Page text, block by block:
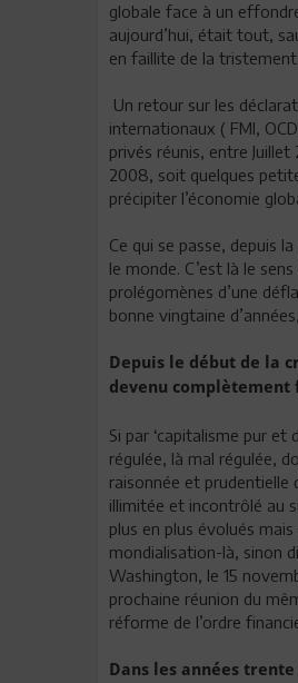
globale face à un
aujourd’hui, était tout,
en faillite de la tristement
Un retour sur les
internationaux ( FMI,
privés réunis, entre
2008, soit quelques
précipiter l’économie
Ce qui se passe, depuis
le monde. C’est là le
prolégomènes d’une
bonne vingtaine
Depuis le début de la
devenu complètement
Si par ‘capitalisme pur
régulée, là mal régulée,
raisonnée et prudentielle
illimitée et incontrôlé au
plus en plus évolués
mondialisation-là, sinon
Washington, le 15
prochaine réunion du
réforme de l’ordre
Dans les années